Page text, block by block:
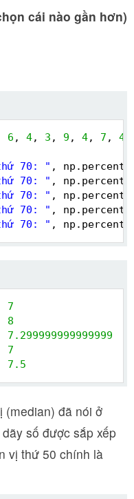
cái nào gần hơn)
6 , 4, 3 , 9 , 4, 7 , 4
70: " ,
70: " ,
70: " ,
70: " ,
70: " ,
7
8
7.299999999999999
7
7.5
(median) đã nói ở
số được sắp xếp
vị thứ 50 chính là